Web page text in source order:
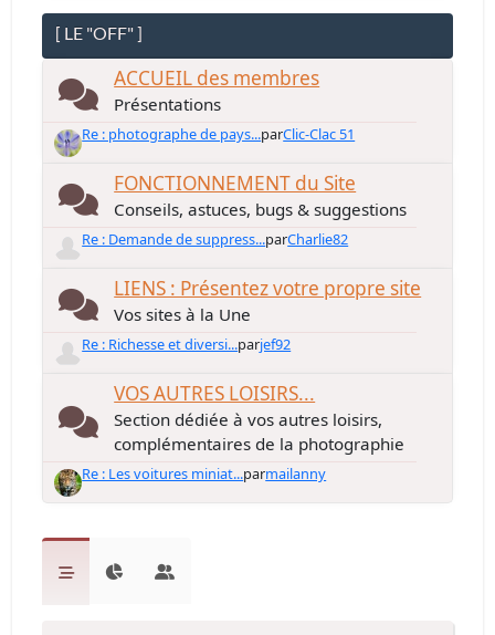
[ LE "OFF" ]
ACCUEIL des membres
Présentations
Re : photographe de pays...parClic-Clac 51
FONCTIONNEMENT du Site
Conseils, astuces, bugs & suggestions
Re : Demande de suppress...parCharlie82
LIENS : Présentez votre propre site
Vos sites à la Une
Re : Richesse et diversi...parjef92
VOS AUTRES LOISIRS...
Section dédiée à vos autres loisirs,
complémentaires de la photographie
Re : Les voitures miniat...parmailanny